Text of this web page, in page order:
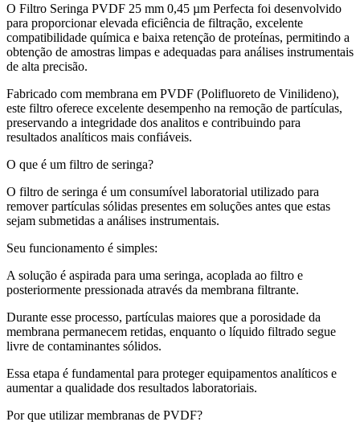
O Filtro Seringa PVDF 25 mm 0,45 µm Perfecta foi desenvolvido
para proporcionar elevada eficiência de filtração, excelente
compatibilidade química e baixa retenção de proteínas, permitindo a
obtenção de amostras limpas e adequadas para análises instrumentais
de alta precisão.
Fabricado com membrana em PVDF (Polifluoreto de Vinilideno),
este filtro oferece excelente desempenho na remoção de partículas,
preservando a integridade dos analitos e contribuindo para
resultados analíticos mais confiáveis.
O que é um filtro de seringa?
O filtro de seringa é um consumível laboratorial utilizado para
remover partículas sólidas presentes em soluções antes que estas
sejam submetidas a análises instrumentais.
Seu funcionamento é simples:
A solução é aspirada para uma seringa, acoplada ao filtro e
posteriormente pressionada através da membrana filtrante.
Durante esse processo, partículas maiores que a porosidade da
membrana permanecem retidas, enquanto o líquido filtrado segue
livre de contaminantes sólidos.
Essa etapa é fundamental para proteger equipamentos analíticos e
aumentar a qualidade dos resultados laboratoriais.
Por que utilizar membranas de PVDF?